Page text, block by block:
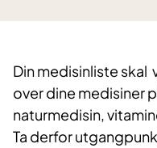
Din medisinliste
over dine medisiner
naturmedisin,
Ta derfor